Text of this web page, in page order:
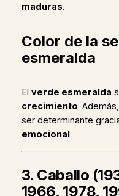
maduras.
Color de la
esmeralda
El verde esmeralda
crecimiento.
ser determinante
emocional .
3. Caballo
1966, 1978,